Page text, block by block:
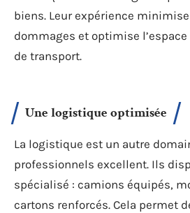
biens. Leur expérience
dommages et optimise
de transport.
Une logistique optimisée
La logistique est un autre
professionnels excellent. Ils
spécialisé : camions équipés,
cartons renforcés. Cela permet